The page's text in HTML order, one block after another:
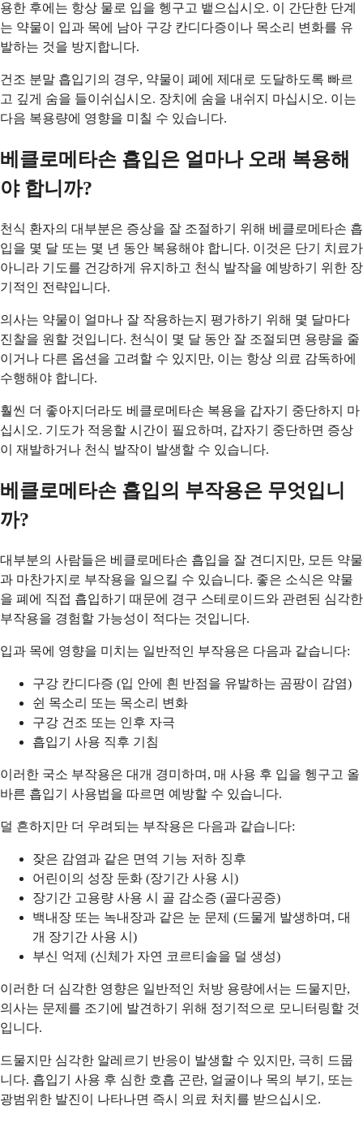
용한 후에는 항상 물로 입을 헹구고 뱉으십시오. 이 간단한 단계
는 약물이 입과 목에 남아 구강 칸디다증이나 목소리 변화를 유
발하는 것을 방지합니다.
건조 분말 흡입기의 경우, 약물이 폐에 제대로 도달하도록 빠르
고 깊게 숨을 들이쉬십시오. 장치에 숨을 내쉬지 마십시오. 이는
다음 복용량에 영향을 미칠 수 있습니다.
베클로메타손 흡입은 얼마나 오래 복용해
야 합니까?
천식 환자의 대부분은 증상을 잘 조절하기 위해 베클로메타손 흡
입을 몇 달 또는 몇 년 동안 복용해야 합니다. 이것은 단기 치료가
아니라 기도를 건강하게 유지하고 천식 발작을 예방하기 위한 장
기적인 전략입니다.
의사는 약물이 얼마나 잘 작용하는지 평가하기 위해 몇 달마다
진찰을 원할 것입니다. 천식이 몇 달 동안 잘 조절되면 용량을 줄
이거나 다른 옵션을 고려할 수 있지만, 이는 항상 의료 감독하에
수행해야 합니다.
훨씬 더 좋아지더라도 베클로메타손 복용을 갑자기 중단하지 마
십시오. 기도가 적응할 시간이 필요하며, 갑자기 중단하면 증상
이 재발하거나 천식 발작이 발생할 수 있습니다.
베클로메타손 흡입의 부작용은 무엇입니
까?
대부분의 사람들은 베클로메타손 흡입을 잘 견디지만, 모든 약물
과 마찬가지로 부작용을 일으킬 수 있습니다. 좋은 소식은 약물
을 폐에 직접 흡입하기 때문에 경구 스테로이드와 관련된 심각한
부작용을 경험할 가능성이 적다는 것입니다.
입과 목에 영향을 미치는 일반적인 부작용은 다음과 같습니다:
구강 칸디다증 (입 안에 흰 반점을 유발하는 곰팡이 감염)
쉰 목소리 또는 목소리 변화
구강 건조 또는 인후 자극
흡입기 사용 직후 기침
이러한 국소 부작용은 대개 경미하며, 매 사용 후 입을 헹구고 올
바른 흡입기 사용법을 따르면 예방할 수 있습니다.
덜 흔하지만 더 우려되는 부작용은 다음과 같습니다:
잦은 감염과 같은 면역 기능 저하 징후
어린이의 성장 둔화 (장기간 사용 시)
장기간 고용량 사용 시 골 감소증 (골다공증)
백내장 또는 녹내장과 같은 눈 문제 (드물게 발생하며, 대
개 장기간 사용 시)
부신 억제 (신체가 자연 코르티솔을 덜 생성)
이러한 더 심각한 영향은 일반적인 처방 용량에서는 드물지만,
의사는 문제를 조기에 발견하기 위해 정기적으로 모니터링할 것
입니다.
드물지만 심각한 알레르기 반응이 발생할 수 있지만, 극히 드뭅
니다. 흡입기 사용 후 심한 호흡 곤란, 얼굴이나 목의 부기, 또는
광범위한 발진이 나타나면 즉시 의료 처치를 받으십시오.